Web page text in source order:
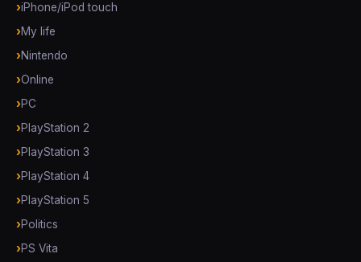
iPhone/iPod touch
My life
Nintendo
Online
PC
PlayStation 2
PlayStation 3
PlayStation 4
PlayStation 5
Politics
PS Vita